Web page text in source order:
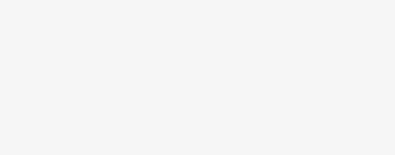
modèles FLHXSE, FLTRXSE de 2023 et